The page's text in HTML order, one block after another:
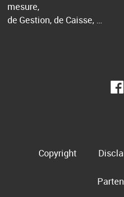
mesure,
de Gestion, de Caisse, …
Copyright